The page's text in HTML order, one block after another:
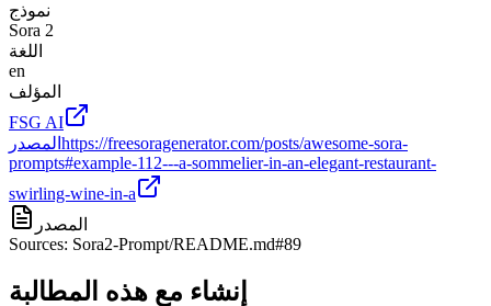
نموذج
Sora 2
اللغة
en
المؤلف
FSG AI
المصدر https://freesoragenerator.com/posts/awesome-sora-
prompts#example-112---a-sommelier-in-an-elegant-restaurant-
swirling-wine-in-a
المصدر
Sources: Sora2-Prompt/README.md#89
إنشاء مع هذه المطالبة